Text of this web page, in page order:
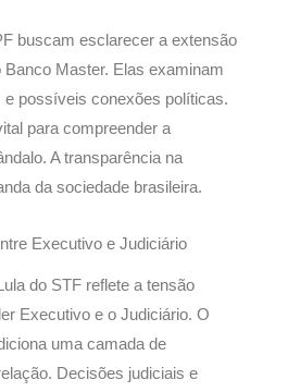
buscam esclarecer a extensão
Banco Master. Elas examinam
e possíveis conexões políticas.
para compreender a
A transparência na
da sociedade brasileira.
Executivo e Judiciário
do STF reflete a tensão
Executivo e o Judiciário. O
uma camada de
Decisões judiciais e